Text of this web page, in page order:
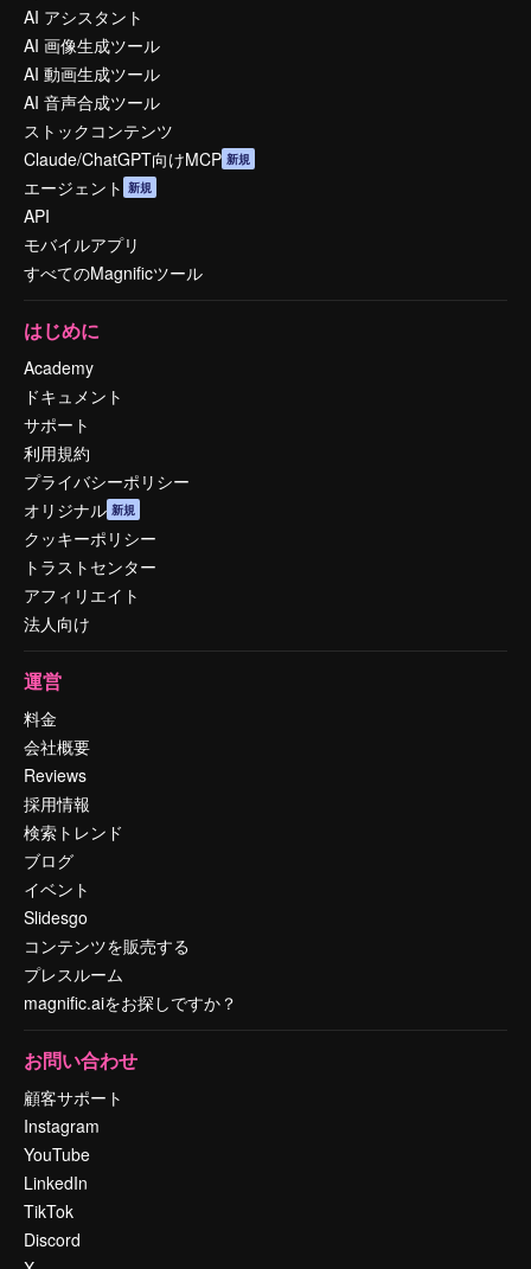
AI アシスタント
AI 画像生成ツール
AI 動画生成ツール
AI 音声合成ツール
ストックコンテンツ
Claude/ChatGPT向けMCP 新規
エージェント 新規
API
モバイルアプリ
すべてのMagnificツール
はじめに
Academy
ドキュメント
サポート
利用規約
プライバシーポリシー
オリジナル 新規
クッキーポリシー
トラストセンター
アフィリエイト
法人向け
運営
料金
会社概要
Reviews
採用情報
検索トレンド
ブログ
イベント
Slidesgo
コンテンツを販売する
プレスルーム
magnific.aiをお探しですか？
お問い合わせ
顧客サポート
Instagram
YouTube
LinkedIn
TikTok
Discord